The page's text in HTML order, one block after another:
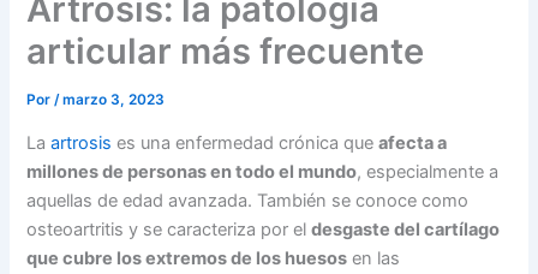
Artrosis: la patología
articular más frecuente
Por/marzo 3, 2023
Laartrosis es una enfermedad crónica queafecta a
millones de personas en todo el mundo, especialmente a
aquellas de edad avanzada. También se conoce como
osteoartritis y se caracteriza por eldesgaste del cartílago
que cubre los extremos de los huesos en las